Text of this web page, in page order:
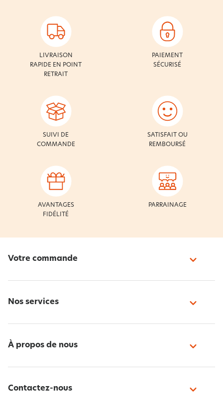
LIVRAISON
RAPIDE EN POINT
RETRAIT
PAIEMENT
SÉCURISÉ
SUIVI DE
COMMANDE
SATISFAIT OU
REMBOURSÉ
AVANTAGES
FIDÉLITÉ
PARRAINAGE
Votre commande
Nos services
À propos de nous
Contactez-nous